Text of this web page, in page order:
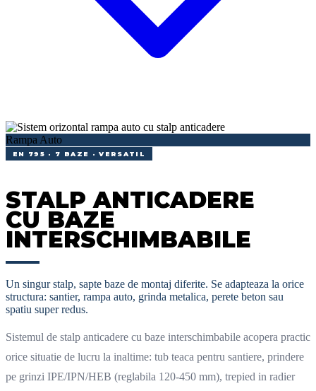
Rampa Auto
EN 795 · 7 BAZE · VERSATIL
STALP ANTICADERE
CU BAZE
INTERSCHIMBABILE
Un singur stalp, sapte baze de montaj diferite. Se adapteaza la orice
structura: santier, rampa auto, grinda metalica, perete beton sau
spatiu super redus.
Sistemul de stalp anticadere cu baze interschimbabile acopera practic
orice situatie de lucru la inaltime: tub teaca pentru santiere, prindere
pe grinzi IPE/IPN/HEB (reglabila 120-450 mm), trepied in radier